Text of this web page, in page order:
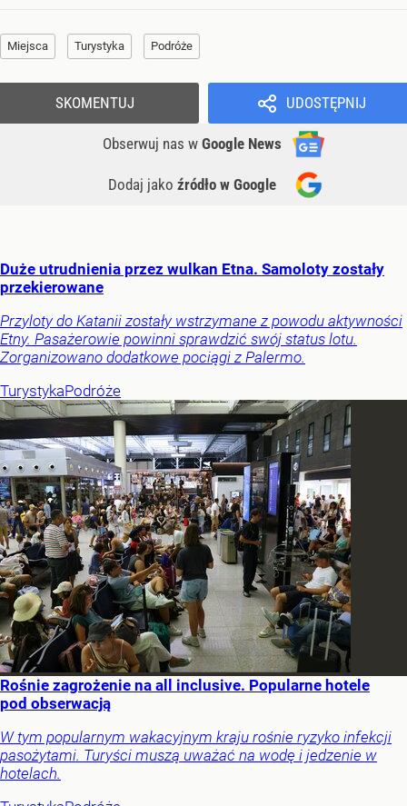
Miejsca Turystyka Podróże
UDOSTĘPNIJ
Obserwuj nas w Google News
Dodaj jako źródło w Google
SKOMENTUJ
Duże utrudnienia przez wulkan Etna. Samoloty zostały
przekierowane
Przyloty do Katanii zostały wstrzymane z powodu aktywności
Etny. Pasażerowie powinni sprawdzić swój status lotu.
Zorganizowano dodatkowe pociągi z Palermo.
TurystykaPodróże
Rośnie zagrożenie na all inclusive. Popularne hotele
pod obserwacją
W tym popularnym wakacyjnym kraju rośnie ryzyko infekcji
pasożytami. Turyści muszą uważać na wodę i jedzenie w
hotelach.